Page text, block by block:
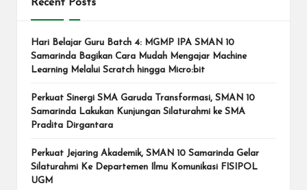
Recent Posts
Hari Belajar Guru Batch 4: MGMP IPA SMAN 10
Samarinda Bagikan Cara Mudah Mengajar Machine
Learning Melalui Scratch hingga Micro:bit
Perkuat Sinergi SMA Garuda Transformasi, SMAN 10
Samarinda Lakukan Kunjungan Silaturahmi ke SMA
Pradita Dirgantara
Perkuat Jejaring Akademik, SMAN 10 Samarinda Gelar
Silaturahmi Ke Departemen Ilmu Komunikasi FISIPOL
UGM